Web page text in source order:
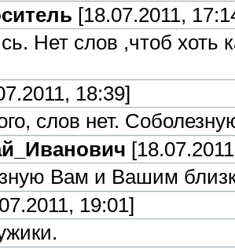
[18.07.2011,
Нет слов ,чтоб хоть
18:39]
слов нет.
Вам и Вашим
19:01]